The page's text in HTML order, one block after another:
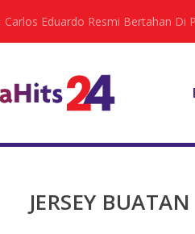
Carlos Eduardo Resmi Bertahan Di
JERSEY